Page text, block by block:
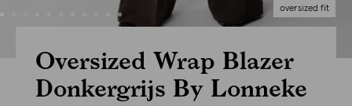
oversized fit
Oversized Wrap Blazer
Donkergrijs By Lonneke